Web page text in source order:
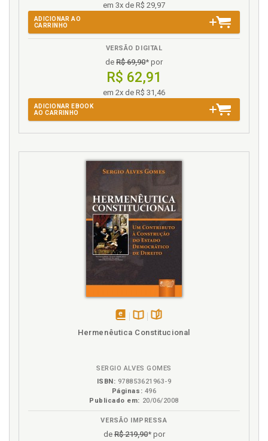
em 3x de R$ 29,97
ADICIONAR AO
CARRINHO
VERSÃO DIGITAL
de R$ 69,90* por
R$ 62,91
em 2x de R$ 31,46
ADICIONAR EBOOK
AO CARRINHO
Hermenêutica Constitucional
SERGIO ALVES GOMES
ISBN: 978853621963-9
Páginas: 496
Publicado em: 20/06/2008
VERSÃO IMPRESSA
deR$ 219,90* por